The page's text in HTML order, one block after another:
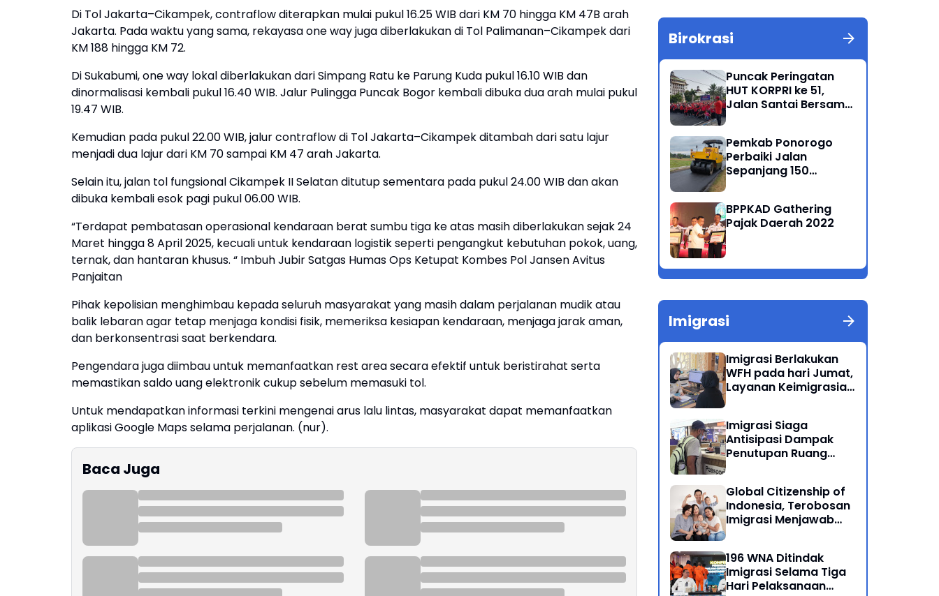
Di Tol Jakarta–Cikampek, contraflow diterapkan mulai pukul 16.25 WIB dari KM 70 hingga KM 47B arah
Jakarta. Pada waktu yang sama, rekayasa one way juga diberlakukan di Tol Palimanan–Cikampek dari
KM 188 hingga KM 72.
Di Sukabumi, one way lokal diberlakukan dari Simpang Ratu ke Parung Kuda pukul 16.10 WIB dan
dinormalisasi kembali pukul 16.40 WIB. Jalur Pulingga Puncak Bogor kembali dibuka dua arah mulai pukul
19.47 WIB.
Kemudian pada pukul 22.00 WIB, jalur contraflow di Tol Jakarta–Cikampek ditambah dari satu lajur
menjadi dua lajur dari KM 70 sampai KM 47 arah Jakarta.
Selain itu, jalan tol fungsional Cikampek II Selatan ditutup sementara pada pukul 24.00 WIB dan akan
dibuka kembali esok pagi pukul 06.00 WIB.
“Terdapat pembatasan operasional kendaraan berat sumbu tiga ke atas masih diberlakukan sejak 24
Maret hingga 8 April 2025, kecuali untuk kendaraan logistik seperti pengangkut kebutuhan pokok, uang,
ternak, dan hantaran khusus. “ Imbuh Jubir Satgas Humas Ops Ketupat Kombes Pol Jansen Avitus
Panjaitan
Pihak kepolisian menghimbau kepada seluruh masyarakat yang masih dalam perjalanan mudik atau
balik lebaran agar tetap menjaga kondisi fisik, memeriksa kesiapan kendaraan, menjaga jarak aman,
dan berkonsentrasi saat berkendara.
Pengendara juga diimbau untuk memanfaatkan rest area secara efektif untuk beristirahat serta
memastikan saldo uang elektronik cukup sebelum memasuki tol.
Untuk mendapatkan informasi terkini mengenai arus lalu lintas, masyarakat dapat memanfaatkan
aplikasi Google Maps selama perjalanan. (nur).
Baca Juga
Birokrasi
Puncak Peringatan
HUT KORPRI ke 51,
Jalan Santai Bersama
Pemkab Ponorogo
Perbaiki Jalan
Sepanjang 150
BPPKAD Gathering
Pajak Daerah 2022
Imigrasi
Imigrasi Berlakukan
WFH pada hari Jumat,
Layanan Keimigrasian
Imigrasi Siaga
Antisipasi Dampak
Penutupan Ruang
Global Citizenship of
Indonesia, Terobosan
Imigrasi Menjawab
196 WNA Ditindak
Imigrasi Selama Tiga
Hari Pelaksanaan